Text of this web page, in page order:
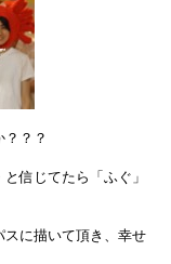
？？
信じてたら「ふぐ」
に描いて頂き、幸せ